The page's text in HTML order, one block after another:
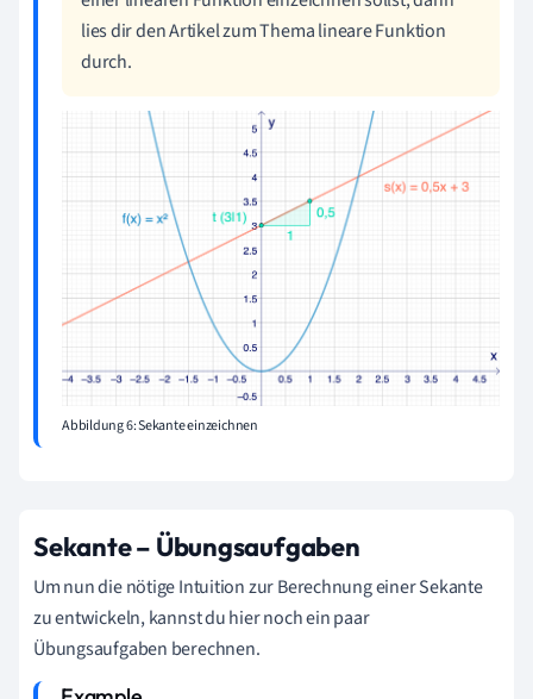
lies dir den Artikel zum Thema lineare Funktion
durch.
Abbildung 6: Sekante einzeichnen
Sekante – Übungsaufgaben
Um nun die nötige Intuition zur Berechnung einer Sekante
zu entwickeln, kannst du hier noch ein paar
Übungsaufgaben berechnen.